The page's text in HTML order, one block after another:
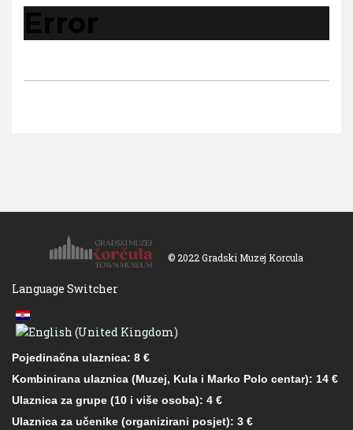
© 2022 Gradski Muzej Korcula
Language Switcher
Pojedinačna ulaznica: 8 €
Kombinirana ulaznica (Muzej, Kula i Marko Polo centar): 14 €
Ulaznica za grupe (10 i više osoba): 4 €
Ulaznica za učenike (organizirani posjet): 3 €